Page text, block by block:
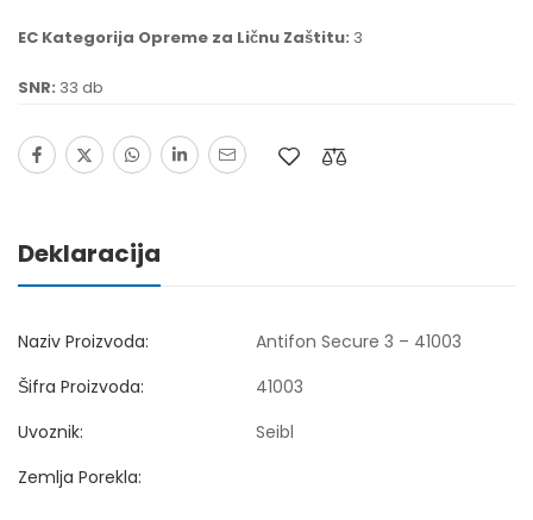
EC Kategorija Opreme za Ličnu Zaštitu: 3
SNR: 33 db
Deklaracija
Naziv Proizvoda:
Antifon Secure 3 – 41003
Šifra Proizvoda:
41003
Uvoznik:
Seibl
Zemlja Porekla: